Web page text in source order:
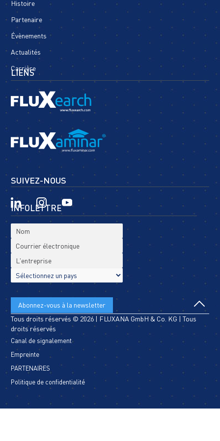
Histoire
Partenaire
Évènements
Actualités
Carrière
LIENS
SUIVEZ-NOUS
INFOLETTRE
Tous droits réservés © 2026 | FLUXANA GmbH & Co. KG | Tous
droits réservés
Canal de signalement
Empreinte
PARTENAIRES
Politique de confidentialité